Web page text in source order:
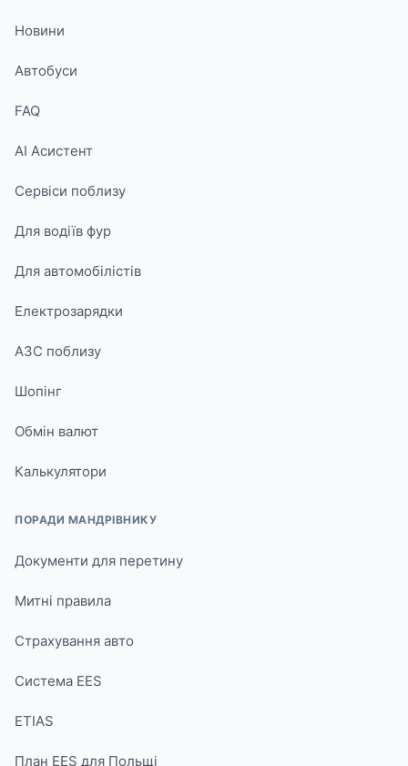
Новини
Автобуси
FAQ
AI Асистент
Сервіси поблизу
Для водіїв фур
Для автомобілістів
Електрозарядки
АЗС поблизу
Шопінг
Обмін валют
Калькулятори
ПОРАДИ МАНДРІВНИКУ
Документи для перетину
Митні правила
Страхування авто
Система EES
ETIAS
План EES для Польщі